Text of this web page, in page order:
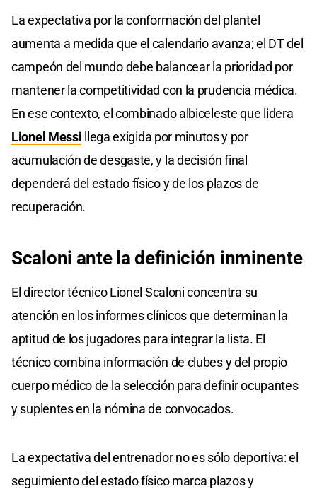
La expectativa por la conformación del plantel
aumenta a medida que el calendario avanza; el DT del
campeón del mundo debe balancear la prioridad por
mantener la competitividad con la prudencia médica.
En ese contexto, el combinado albiceleste que lidera
Lionel Messi llega exigida por minutos y por
acumulación de desgaste, y la decisión final
dependerá del estado físico y de los plazos de
recuperación.
Scaloni ante la definición inminente
El director técnico Lionel Scaloni concentra su
atención en los informes clínicos que determinan la
aptitud de los jugadores para integrar la lista. El
técnico combina información de clubes y del propio
cuerpo médico de la selección para definir ocupantes
y suplentes en la nómina de convocados.
La expectativa del entrenador no es sólo deportiva: el
seguimiento del estado físico marca plazos y